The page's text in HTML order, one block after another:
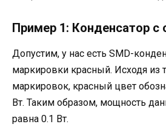
Пример 1: Конденсатор с
Допустим, у нас есть SMD-
маркировки красный. Исходя из
маркировок, красный цвет
Вт. Таким образом, мощность
равна 0.1 Вт.